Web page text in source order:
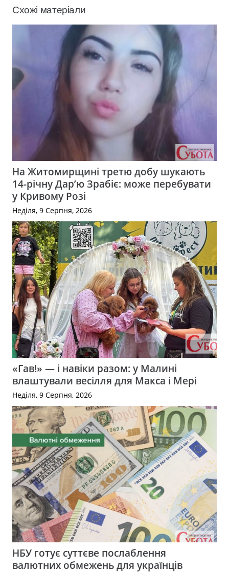
Схожі матеріали
На Житомирщині третю добу шукають
14-річну Дар’ю Зрабіє: може перебувати
у Кривому Розі
Неділя, 9 Серпня, 2026
«Гав!» — і навіки разом: у Малині
влаштували весілля для Макса і Мері
Неділя, 9 Серпня, 2026
НБУ готує суттєве послаблення
валютних обмежень для українців